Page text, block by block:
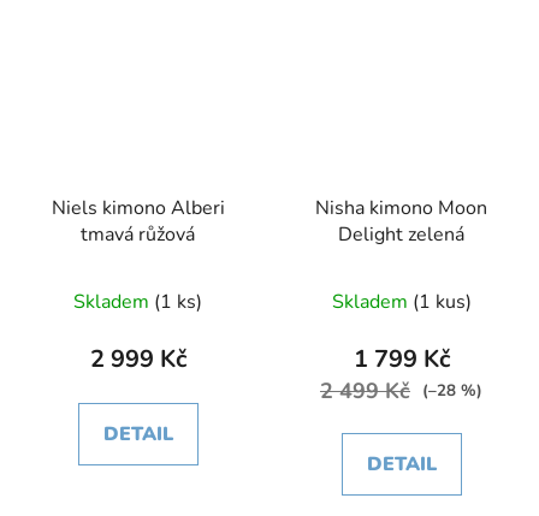
Niels kimono Alberi
tmavá růžová
Skladem (1 ks)
2 999 Kč
DETAIL
Nisha kimono Moon
Delight zelená
Skladem (1 kus)
1 799 Kč
2 499 Kč (–28 %)
DETAIL